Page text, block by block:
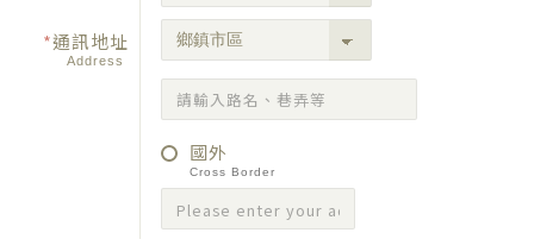
*通訊地址
Address
國外
Cross Border